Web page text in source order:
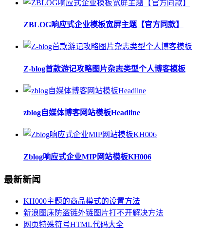
ZBLOG响应式企业模板宽屏主题【官方同款】
Z-blog首款游记攻略图片杂志类型个人博客模板
zblog自媒体博客网站模板Headline
Zblog响应式企业MIP网站模板KH006
最新新闻
KH000主题的商品模式的设置方法
新浪图床防盗链外链图片打不开解决方法
网页特殊符号HTML代码大全